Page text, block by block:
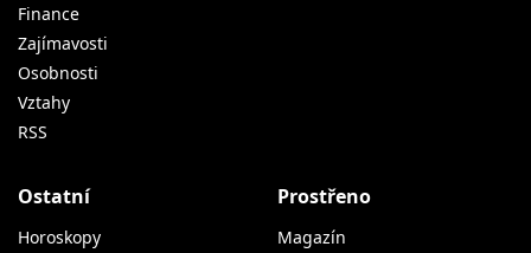
Finance
Zajímavosti
Osobnosti
Vztahy
RSS
Ostatní
Horoskopy
Prostřeno
Magazín